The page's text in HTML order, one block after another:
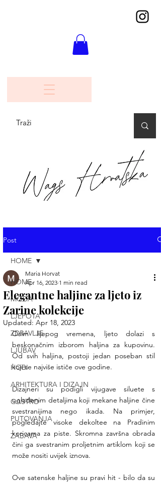
Post
HOME
MODA
LJEPOTA
ZDRAVLJE
LJUBAV
HOBI
ARHITEKTURA I DIZAJN
GASTRO
PUTOVANJA
ZABAVA
HOME
Elegantne haljine za ljeto iz
Zarine kolekcije
Maria Horvat
Apr 16, 2023 1 min read
Updated: Apr 18, 2023
Osim lijepog vremena, ljeto dolazi s
beskonačnim izborom haljina za kupovinu.
Od svih haljina, postoji jedan poseban stil
koji se najviše ističe ove godine.
Dizajneri su podigli vijugave siluete s
uglađenim detaljima koji mekane haljine čine
svestranijima nego ikada. Na primjer,
pogledajte visoke dekoltee na Pradinim
koricama za piste. Skromna završna obrada
čini ga svestranim proljetnim artiklom koji se
može nositi uvijek iznova.
Ove satenske haljine su pravi hit - bilo da su